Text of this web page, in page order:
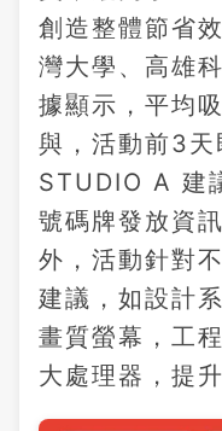
創造整體節省
灣大學、高雄
據顯示，平均
與，活動前3天
STUDIO A 建
號碼牌發放資
外，活動針對
建議，如設計
畫質螢幕，工
大處理器，提